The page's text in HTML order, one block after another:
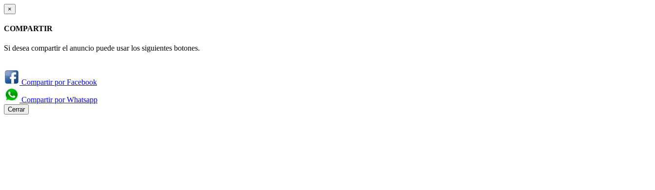
×
COMPARTIR
Si desea compartir el anuncio puede usar los siguientes botones.
Compartir por Facebook
Compartir por Whatsapp
Cerrar